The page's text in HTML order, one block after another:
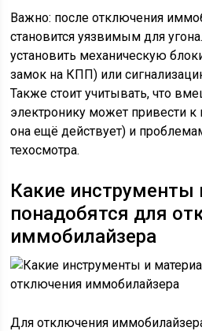
Важно: после отключения
становится уязвимым для
установить механическую
замок на КПП) или
Также стоит учитывать, что
электронику может привести к
она ещё действует) и
техосмотра.
Какие инструменты
понадобятся для
иммобилайзера
Для отключения